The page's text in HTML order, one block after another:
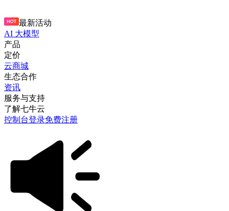
最新活动
AI 大模型
产品
定价
云商城
生态合作
资讯
服务与支持
了解七牛云
控制台登录免费注册